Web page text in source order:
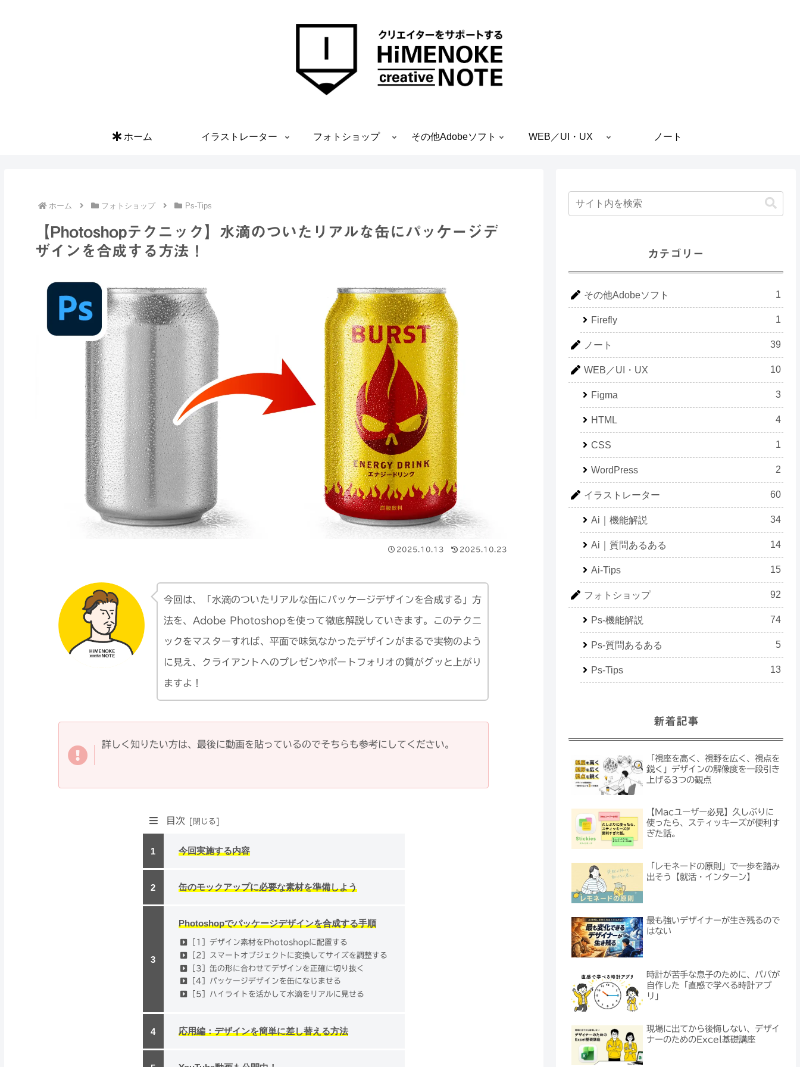
ホーム イラストレーター フォトショップ その他Adobeソフト WEB／UI・UX ノート
ホーム フォトショップ Ps-Tips
【Photoshopテクニック】水滴のついたリアルな缶にパッケージデ
ザインを合成する方法！
2025.10.13 2025.10.23
今回は、「水滴のついたリアルな缶にパッケージデザインを合成する」方
法を、Adobe Photoshopを使って徹底解説していきます。このテクニ
ックをマスターすれば、平面で味気なかったデザインがまるで実物のよう
に見え、クライアントへのプレゼンやポートフォリオの質がグッと上がり
ますよ！
詳しく知りたい方は、最後に動画を貼っているのでそちらも参考にしてください。
目次
今回実施する内容
缶のモックアップに必要な素材を準備しよう
Photoshopでパッケージデザインを合成する手順
［1］デザイン素材をPhotoshopに配置する
［2］スマートオブジェクトに変換してサイズを調整する
［3］缶の形に合わせてデザインを正確に切り抜く
［4］パッケージデザインを缶になじませる
［5］ハイライトを活かして水滴をリアルに見せる
応用編：デザインを簡単に差し替える方法
カテゴリー
その他Adobeソフト 1
Firefly 1
ノート 39
WEB／UI・UX 10
Figma 3
HTML 4
CSS 1
WordPress 2
イラストレーター 60
Ai｜機能解説 34
Ai｜質問あるある 14
Ai-Tips 15
フォトショップ 92
Ps-機能解説 74
Ps-質問あるある 5
Ps-Tips 13
新着記事
「視座を高く、視野を広く、視点を
鋭く」デザインの解像度を一段引き
上げる3つの観点
【Macユーザー必見】久しぶりに
使ったら、スティッキーズが便利す
ぎた話。
「レモネードの原則」で一歩を踏み
出そう【就活・インターン】
最も強いデザイナーが生き残るので
はない
時計が苦手な息子のために、パパが
自作した「直感で学べる時計アプ
リ」
現場に出てから後悔しない、デザイ
ナーのためのExcel基礎講座